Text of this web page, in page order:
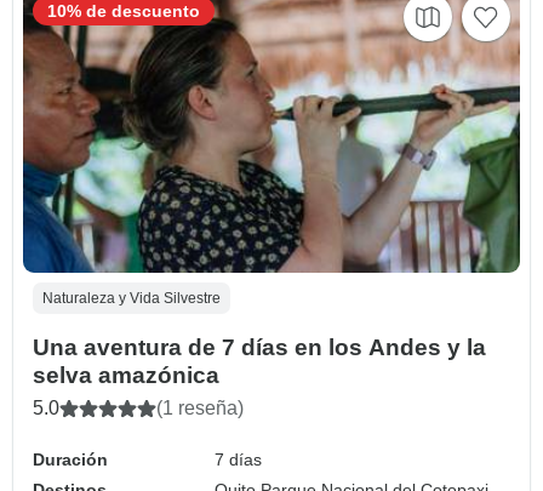
Naturaleza y Vida Silvestre
Una aventura de 7 días en los Andes y la
selva amazónica
5.0 (1 reseña)
Duración
7 días
10% de descuento